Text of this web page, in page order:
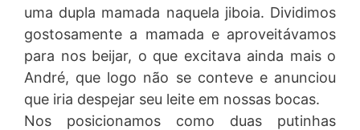
uma dupla mamada naquela jiboia. Dividimos
gostosamente a mamada e aproveitávamos
para nos beijar, o que excitava ainda mais o
André, que logo não se conteve e anunciou
que iria despejar seu leite em nossas bocas.
Nos posicionamos como duas putinhas